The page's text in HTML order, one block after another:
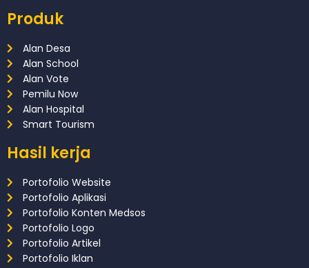
Produk
Alan Desa
Alan School
Alan Vote
Pemilu Now
Alan Hospital
Smart Tourism
Hasil kerja
Portofolio Website
Portofolio Aplikasi
Portofolio Konten Medsos
Portofolio Logo
Portofolio Artikel
Portofolio Iklan